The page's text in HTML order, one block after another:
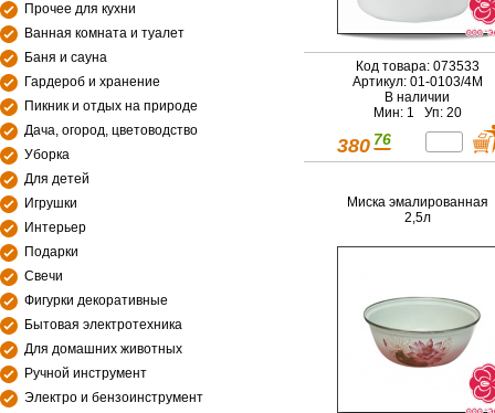
Прочее для кухни
Ванная комната и туалет
Баня и сауна
Гардероб и хранение
Пикник и отдых на природе
Дача, огород, цветоводство
Уборка
Для детей
Игрушки
Интерьер
Подарки
Свечи
Фигурки декоративные
Бытовая электротехника
Для домашних животных
Ручной инструмент
Электро и бензоинструмент
Код товара: 073533
Артикул: 01-0103/4М
В наличии
Мин: 1 Уп: 20
380 76
Миска эмалированная
2,5л